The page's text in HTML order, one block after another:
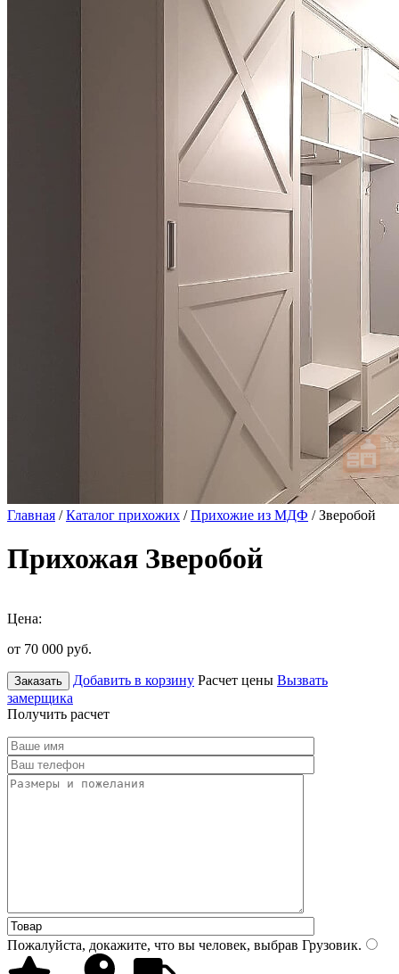
Главная /Каталог прихожих /Прихожие из МДФ / Зверобой
Прихожая Зверобой
Цена:
от 70 000 руб.
Заказать Добавить в корзину Расчет цены Вызвать
замерщика
Получить расчет
Пожалуйста, докажите, что вы человек, выбрав Грузовик.